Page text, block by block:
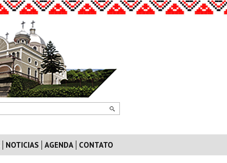
NOTICIAS AGENDA CONTATO